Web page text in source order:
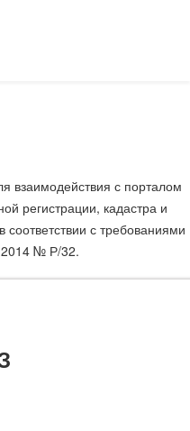
взаимодействия с порталом
регистрации, кадастра и
соответствии с требованиями
№ Р/32.